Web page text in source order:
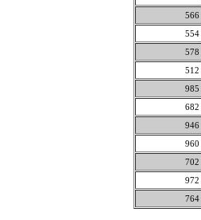
566
554
578
512
985
682
946
960
702
972
764